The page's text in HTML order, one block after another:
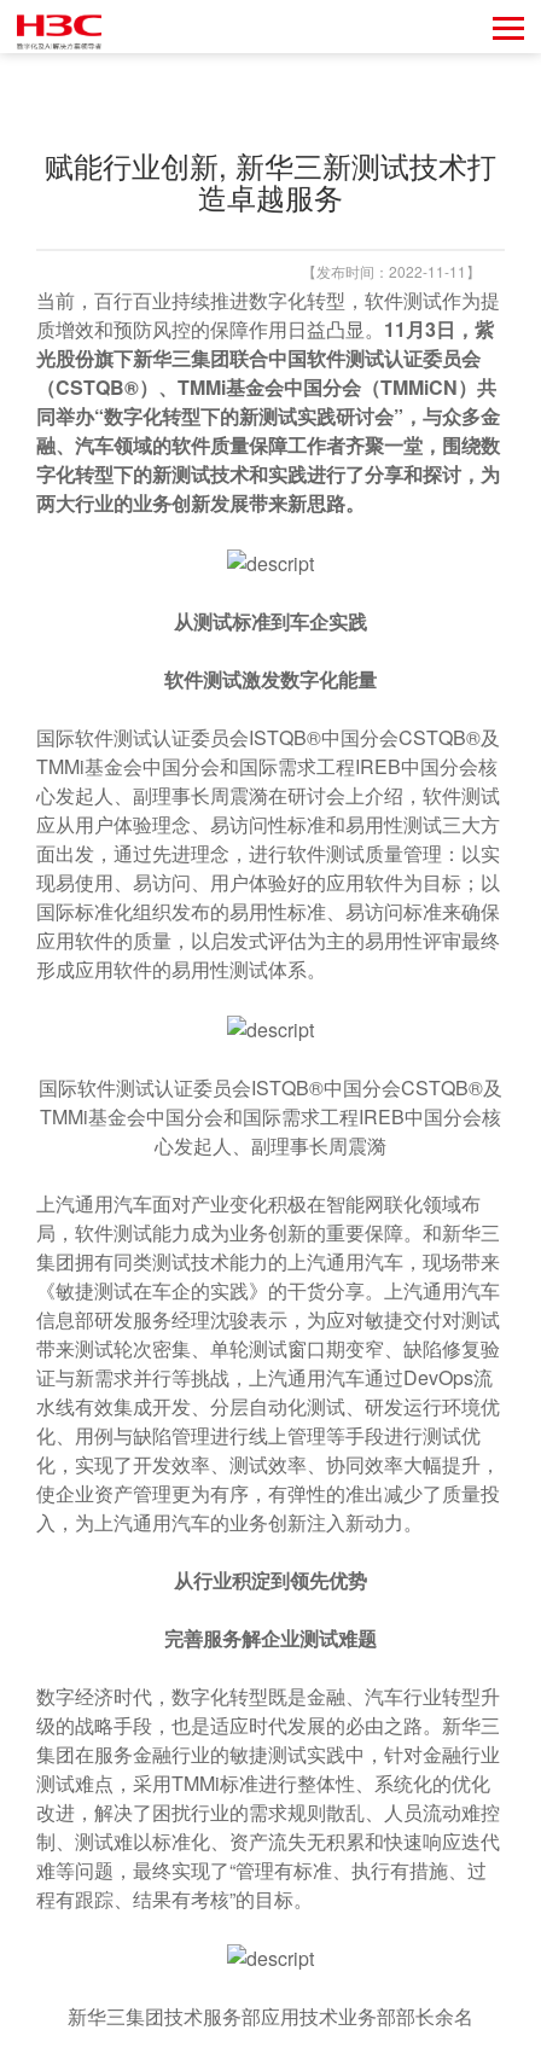
赋能行业创新, 新华三新测试技术打
造卓越服务
【发布时间：2022-11-11】
当前，百行百业持续推进数字化转型，软件测试作为提
质增效和预防风控的保障作用日益凸显。 11月3日，紫
光股份旗下新华三集团联合中国软件测试认证委员会
（CSTQB®）、TMMi基金会中国分会（TMMiCN）共
同举办“数字化转型下的新测试实践研讨会”，与众多金
融、汽车领域的软件质量保障工作者齐聚一堂，围绕数
字化转型下的新测试技术和实践进行了分享和探讨，为
两大行业的业务创新发展带来新思路。
从测试标准到车企实践
软件测试激发数字化能量
国际软件测试认证委员会ISTQB®中国分会CSTQB®及
TMMi基金会中国分会和国际需求工程IREB中国分会核
心发起人、副理事长周震漪在研讨会上介绍，软件测试
应从用户体验理念、易访问性标准和易用性测试三大方
面出发，通过先进理念，进行软件测试质量管理：以实
现易使用、易访问、用户体验好的应用软件为目标；以
国际标准化组织发布的易用性标准、易访问标准来确保
应用软件的质量，以启发式评估为主的易用性评审最终
形成应用软件的易用性测试体系。
国际软件测试认证委员会ISTQB®中国分会CSTQB®及
TMMi基金会中国分会和国际需求工程IREB中国分会核
心发起人、副理事长周震漪
上汽通用汽车面对产业变化积极在智能网联化领域布
局，软件测试能力成为业务创新的重要保障。和新华三
集团拥有同类测试技术能力的上汽通用汽车，现场带来
《敏捷测试在车企的实践》的干货分享。上汽通用汽车
信息部研发服务经理沈骏表示，为应对敏捷交付对测试
带来测试轮次密集、单轮测试窗口期变窄、缺陷修复验
证与新需求并行等挑战，上汽通用汽车通过DevOps流
水线有效集成开发、分层自动化测试、研发运行环境优
化、用例与缺陷管理进行线上管理等手段进行测试优
化，实现了开发效率、测试效率、协同效率大幅提升，
使企业资产管理更为有序，有弹性的准出减少了质量投
入，为上汽通用汽车的业务创新注入新动力。
从行业积淀到领先优势
完善服务解企业测试难题
数字经济时代，数字化转型既是金融、汽车行业转型升
级的战略手段，也是适应时代发展的必由之路。新华三
集团在服务金融行业的敏捷测试实践中，针对金融行业
测试难点，采用TMMi标准进行整体性、系统化的优化
改进，解决了困扰行业的需求规则散乱、人员流动难控
制、测试难以标准化、资产流失无积累和快速响应迭代
难等问题，最终实现了“管理有标准、执行有措施、过
程有跟踪、结果有考核”的目标。
新华三集团技术服务部应用技术业务部部长余名